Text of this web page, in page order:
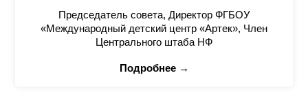
Председатель совета, Директор ФГБОУ
«Международный детский центр «Артек», Член
Центрального штаба НФ
Подробнее →